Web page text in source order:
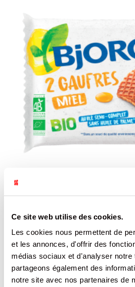
Ce site web utilise des cookies.
Les cookies nous permettent de
et les annonces, d'offrir des
médias sociaux et d'analyser notre
partageons également des
notre site avec nos partenaires de
GAUFRES MIEL BJORG EMBALLAGE
BJORG
SE CONNECTER